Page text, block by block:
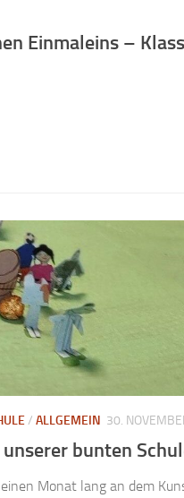
Einmaleins –
/ ALLGEMEIN 30.
bunten
Monat lang an dem